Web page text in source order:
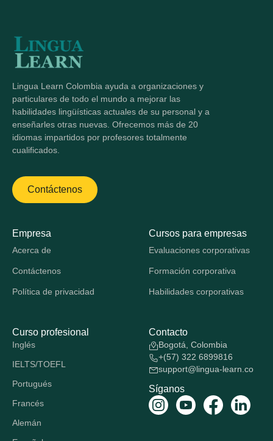
Lingua Learn Colombia ayuda a organizaciones y
particulares de todo el mundo a mejorar las
habilidades lingüísticas actuales de su personal y a
enseñarles otras nuevas. Ofrecemos más de 20
idiomas impartidos por profesores totalmente
cualificados.
Contáctenos
Empresa
Acerca de
Contáctenos
Política de privacidad
Cursos para empresas
Evaluaciones corporativas
Formación corporativa
Habilidades corporativas
Curso profesional
Inglés
IELTS/TOEFL
Portugués
Francés
Alemán
Contacto
Bogotá, Colombia
+(57) 322 6899816
support@lingua-learn.co
Síganos